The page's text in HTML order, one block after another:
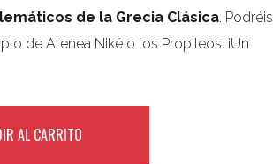
de la Grecia Clásica. Podréis
de Atenea Niké o los Propileos. ¡Un
AL CARRITO